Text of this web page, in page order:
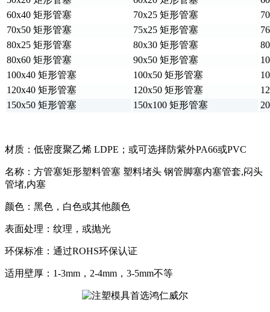
60x40 矩形管塞
70x25 矩形管塞
70x50 矩形管塞
75x25 矩形管塞
80x25 矩形管塞
80x30 矩形管塞
80x60 矩形管塞
90x50 矩形管塞
100x40 矩形管塞
100x50 矩形管塞
120x40 矩形管塞
120x50 矩形管塞
150x50 矩形管塞
150x100 矩形管塞
材质：低密度聚乙烯 LDPE；或可选择防紫外PA66或PVC
名称：方管塞矩形塑料管塞 塑料堵头 钢管脚塞内塞管套,闷头
管堵,内塞
颜色：黑色，白色或其他颜色
表面处理：纹理，或抛光
环保标准：通过ROHS环保认证
适用壁厚：1-3mm，2-4mm，3-5mm不等